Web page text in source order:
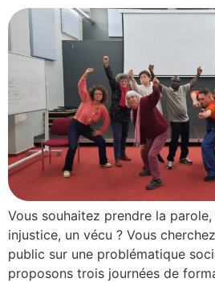
Vous souhaitez prendre la
injustice, un vécu ? Vous
public sur une problématique
proposons trois journées de